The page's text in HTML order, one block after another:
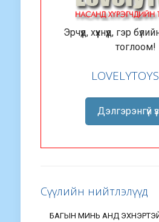
Эрчүүд, хүүхнүүд, гэр
тоглоом!
Дэлгэрэнгүй
Сүүлийн нийтлэлүүд
БАГЫН МИНЬ АНД